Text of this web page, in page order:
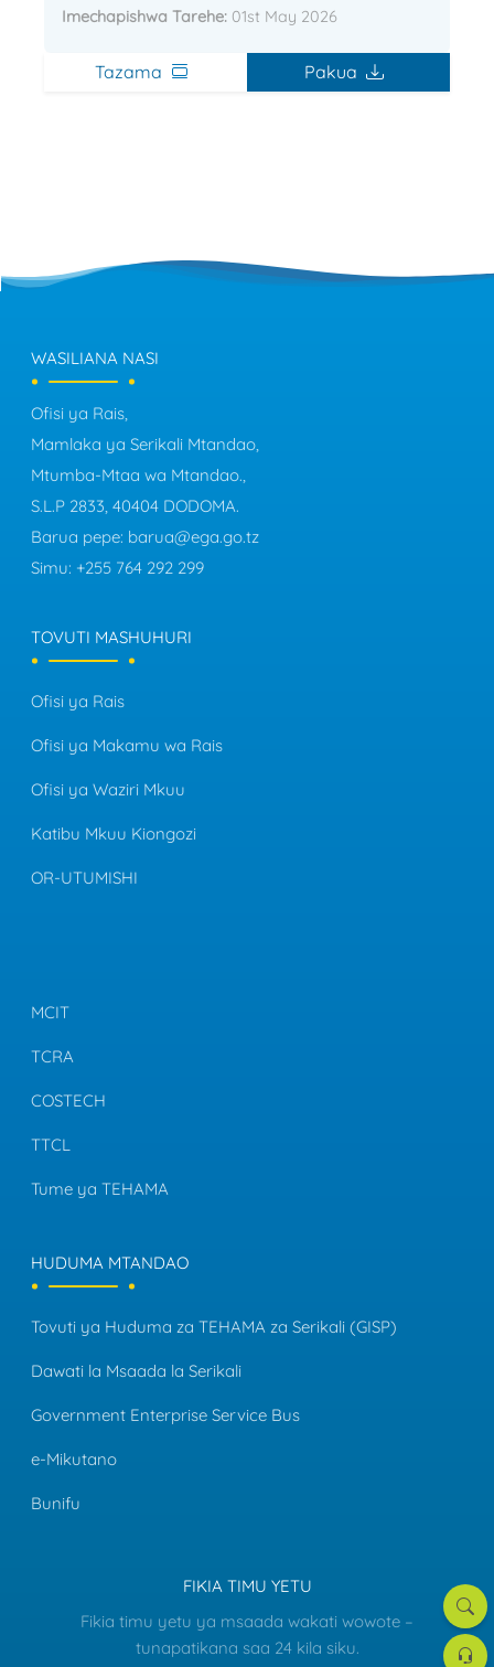
la
Imechapishwa Tarehe: 01st May 2026
Tazama Pakua
WASILIANA NASI
Ofisi ya Rais,
Mamlaka ya Serikali Mtandao,
Mtumba-Mtaa wa Mtandao.,
S.L.P 2833, 40404 DODOMA.
Barua pepe: barua@ega.go.tz
Simu: +255 764 292 299
TOVUTI MASHUHURI
Ofisi ya Rais
Ofisi ya Makamu wa Rais
Ofisi ya Waziri Mkuu
Katibu Mkuu Kiongozi
OR-UTUMISHI
MCIT
TCRA
COSTECH
TTCL
Tume ya TEHAMA
HUDUMA MTANDAO
Tovuti ya Huduma za TEHAMA za Serikali (GISP)
Dawati la Msaada la Serikali
Government Enterprise Service Bus
e-Mikutano
Bunifu
FIKIA TIMU YETU
Fikia timu yetu ya msaada wakati wowote –
tunapatikana saa 24 kila siku.